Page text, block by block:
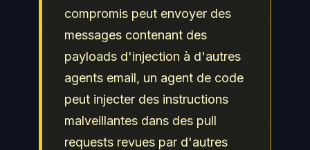
compromis peut envoyer des
messages contenant des
payloads d'injection à d'autres
agents email, un agent de code
peut injecter des instructions
malveillantes dans des pull
requests revues par d'autres